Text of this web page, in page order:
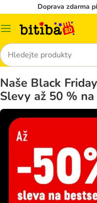
Doprava zdarma
Kategorie
Hledat
Naše Black
Slevy až 50 %